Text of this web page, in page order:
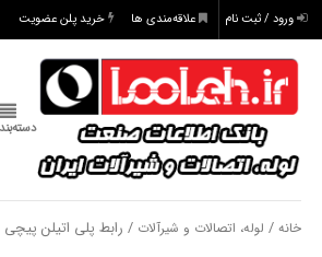
ورود / ثبت نام علاقه‌مندی ها خرید پلن عضویت
خانه / لوله، اتصالات و شیرآلات / رابط پلی اتیلن پیچی